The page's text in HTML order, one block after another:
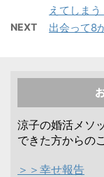
えてしまう
NEXT 出会って8
涼子の婚活メソ
できた方からの
＞＞幸せ報告